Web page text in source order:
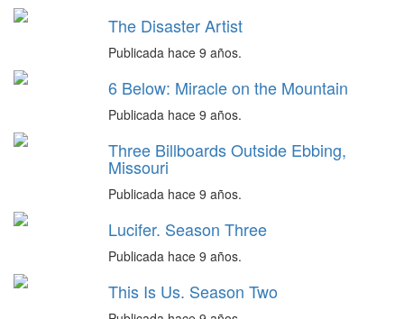
The Disaster Artist
Publicada hace 9 años.
6 Below: Miracle on the Mountain
Publicada hace 9 años.
Three Billboards Outside Ebbing,
Missouri
Publicada hace 9 años.
Lucifer. Season Three
Publicada hace 9 años.
This Is Us. Season Two